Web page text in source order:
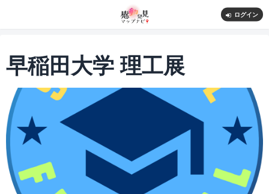
ログイン
早稲田大学 理工展